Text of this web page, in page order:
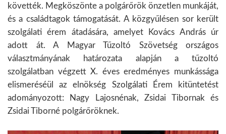
követték. Megköszönte a polgárőrök önzetlen munkáját,
és a családtagok támogatását. A közgyűlésen sor került
szolgálati érem átadására, amelyet Kovács András úr
adott át. A Magyar Tűzoltó Szövetség országos
választmányának határozata alapján a tűzoltó
szolgálatban végzett X. éves eredményes munkássága
elismeréséül az elnökség Szolgálati Érem kitüntetést
adományozott: Nagy Lajosnénak, Zsidai Tibornak és
Zsidai Tiborné polgárőröknek.